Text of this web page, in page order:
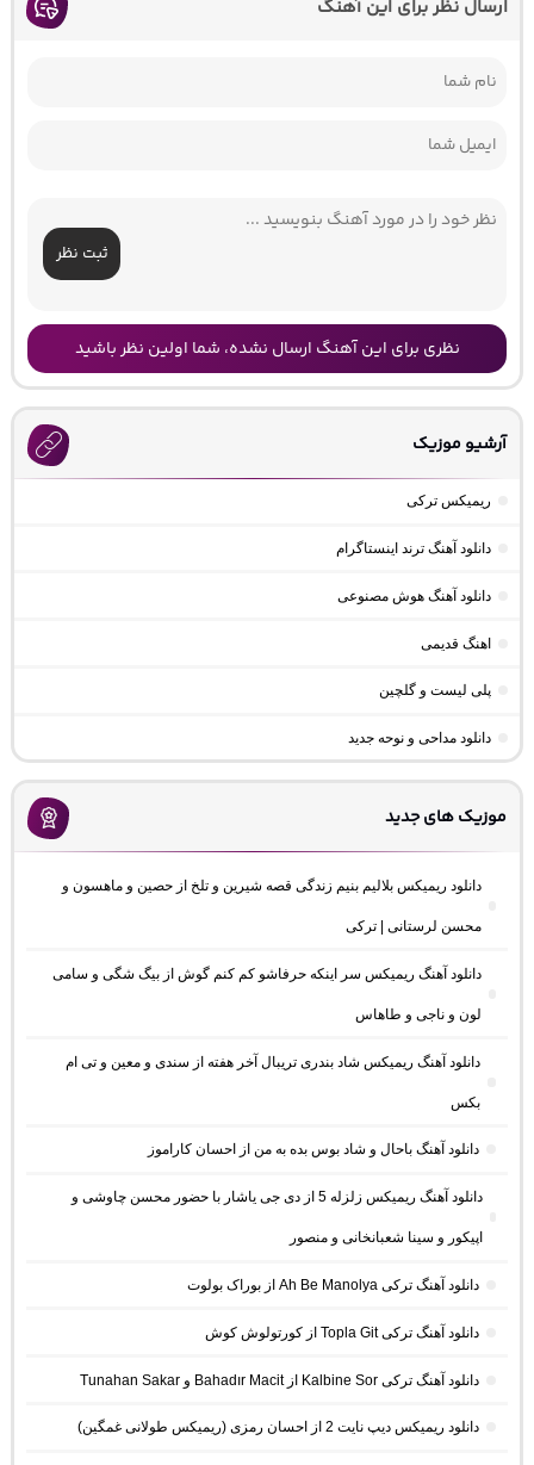
ارسال نظر برای این آهنگ
ثبت نظر
نظری برای این آهنگ ارسال نشده، شما اولین نظر باشید
آرشیو موزیک
ریمیکس ترکی
دانلود آهنگ ترند اینستاگرام
دانلود آهنگ هوش مصنوعی
اهنگ قدیمی
پلی لیست و گلچین
دانلود مداحی و نوحه جدید
موزیک های جدید
دانلود ریمیکس بلالیم بنیم زندگی قصه شیرین و تلخ از حصین و ماهسون و
محسن لرستانی | ترکی
دانلود آهنگ ریمیکس سر اینکه حرفاشو کم کنم گوش از بیگ شگی و سامی
لون و ناجی و طاهاس
دانلود آهنگ ریمیکس شاد بندری تریبال آخر هفته از سندی و معین و تی ام
بکس
دانلود آهنگ باحال و شاد بوس بده به من از احسان کاراموز
دانلود آهنگ ریمیکس زلزله 5 از دی جی یاشار با حضور محسن چاوشی و
اپیکور و سینا شعبانخانی و منصور
دانلود آهنگ ترکی Ah Be Manolya از بوراک بولوت
دانلود آهنگ ترکی Topla Git از کورتولوش کوش
دانلود آهنگ ترکی Kalbine Sor از Bahadır Macit و Tunahan Sakar
دانلود ریمیکس دیپ نایت 2 از احسان رمزی (ریمیکس طولانی غمگین)